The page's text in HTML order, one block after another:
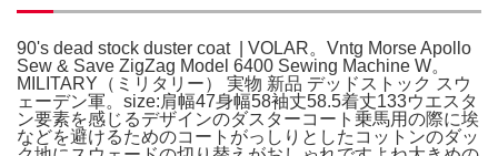
90's dead stock duster coat | VOLAR。Vntg Morse Apollo
Sew & Save ZigZag Model 6400 Sewing Machine W。
MILITARY（ミリタリー） 実物 新品 デッドストック スウ
ェーデン軍。size:肩幅47身幅58袖丈58.5着丈133ウエスタ
ン要素を感じるデザインのダスターコート乗馬用の際に埃
などを避けるためのコートがっしりとしたコットンのダッ